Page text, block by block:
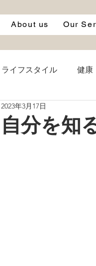
About us Our
ライフスタイル 健康
笑う 笑顔
自分を知
2023年3月17日